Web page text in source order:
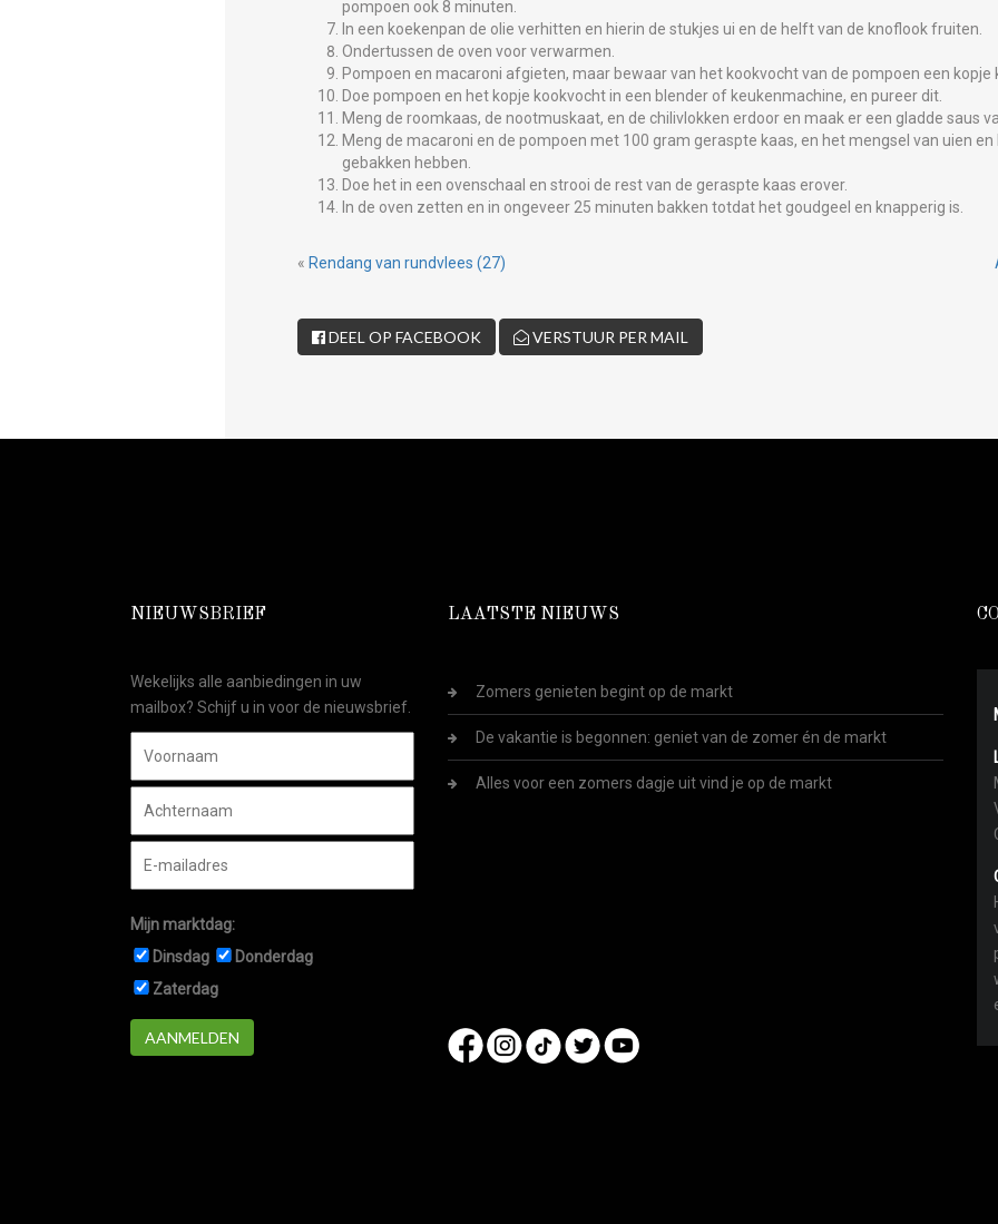
pompoen ook 8 minuten.
In een koekenpan de olie verhitten en hierin de stukjes ui en de helft van de knoflook fruiten.
Ondertussen de oven voor verwarmen.
Pompoen en macaroni afgieten, maar bewaar van het kookvocht van de pompoen een kopje
Doe pompoen en het kopje kookvocht in een blender of keukenmachine, en pureer dit.
Meng de roomkaas, de nootmuskaat, en de chilivlokken erdoor en maak er een gladde saus
Meng de macaroni en de pompoen met 100 gram geraspte kaas, en het mengsel van uien
gebakken hebben.
Doe het in een ovenschaal en strooi de rest van de geraspte kaas erover.
In de oven zetten en in ongeveer 25 minuten bakken totdat het goudgeel en knapperig is.
« Rendang van rundvlees (27)
DEEL OP FACEBOOK VERSTUUR PER MAIL
NIEUWSBRIEF
Wekelijks alle aanbiedingen in uw
mailbox? Schijf u in voor de nieuwsbrief.
Mijn marktdag:
Dinsdag
Donderdag
Zaterdag
AANMELDEN
LAATSTE NIEUWS
Zomers genieten begint op de markt
De vakantie is begonnen: geniet van de zomer én de markt
Alles voor een zomers dagje uit vind je op de markt